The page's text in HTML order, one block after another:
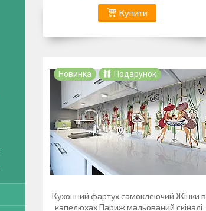
Купити
Новинка Подарунок
Кухонний фартух самоклеючий Жінки в
капелюхах Париж мальований скіналі